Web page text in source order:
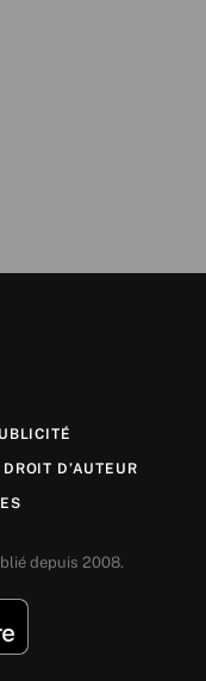
DROIT D’AUTEUR
depuis 2008.